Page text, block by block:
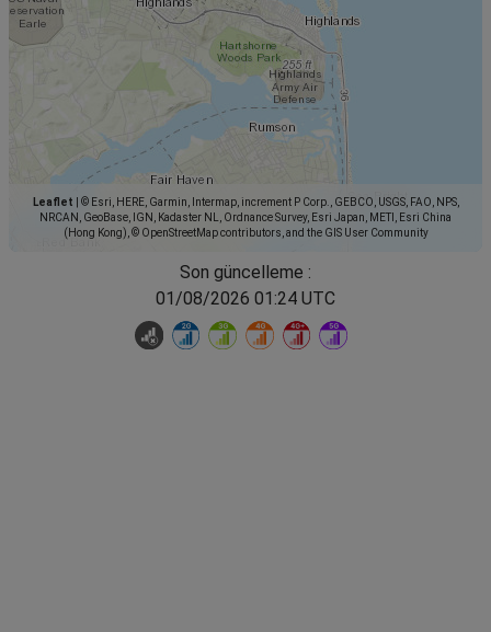
Leaflet
© Esri, HERE, Garmin, Intermap, increment P Corp., GEBCO, USGS, FAO, NPS,
NRCAN, GeoBase, IGN, Kadaster NL, Ordnance Survey, Esri Japan, METI, Esri China
(Hong Kong), © OpenStreetMap contributors, and the GIS User Community
Son güncelleme :
01/08/2026 01:24 UTC